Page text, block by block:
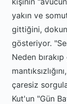
yakın ve
gittiğini,
gösteriyor.
Neden
çaresiz
Kut'un "Gün